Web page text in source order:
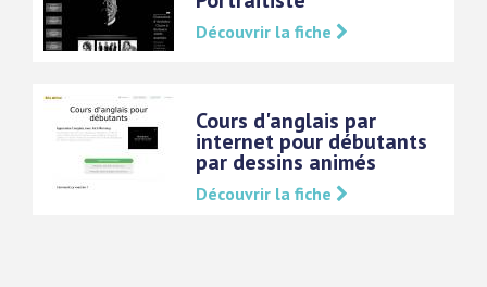
Découvrir la fiche
Cours d'anglais par
internet pour débutants
par dessins animés
Découvrir la fiche